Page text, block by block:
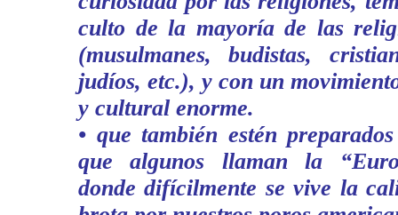
culto de la mayoría de las
(musulmanes, budistas,
judíos, etc.), y con un
y cultural enorme.
• que también estén
que algunos llaman la
donde difícilmente se vive la